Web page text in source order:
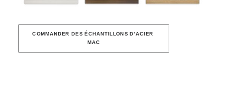
COMMANDER DES ÉCHANTILLONS D’ACIER
MAC